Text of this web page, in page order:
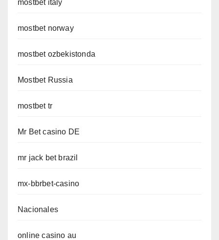
mostbet italy
mostbet norway
mostbet ozbekistonda
Mostbet Russia
mostbet tr
Mr Bet casino DE
mr jack bet brazil
mx-bbrbet-casino
Nacionales
online casino au